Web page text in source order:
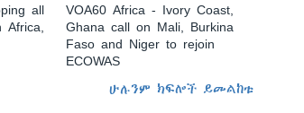
all
Africa,
VOA60 Africa - Ivory Coast,
Ghana call on Mali, Burkina
Faso and Niger to rejoin
ECOWAS
ሁሉንም ክፍሎች ይመልከቱ